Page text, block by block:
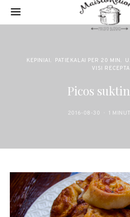
KEPINIAI PATIEKALAI PER 20 MIN
VISI
Picos
2016-08-30 1